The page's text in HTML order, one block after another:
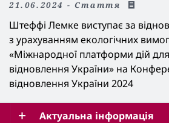
21.06.2024 - Cтаття
Штеффі Лемке виступає за
з урахуванням екологічних
«Міжнародної платформи дій
відновлення України» на
відновлення України 2024
Актуальна інформація